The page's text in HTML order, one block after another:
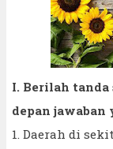
I. Berilah tanda
depan jawaban
1. Daerah di